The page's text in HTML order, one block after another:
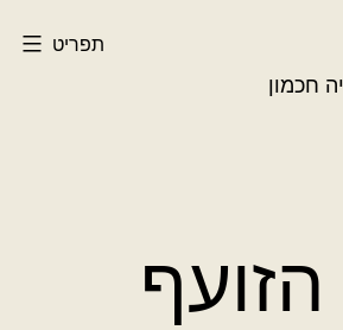
חכמון
תפריט